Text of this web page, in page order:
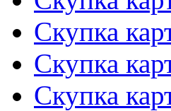
Скупка
Скупка
Скупка